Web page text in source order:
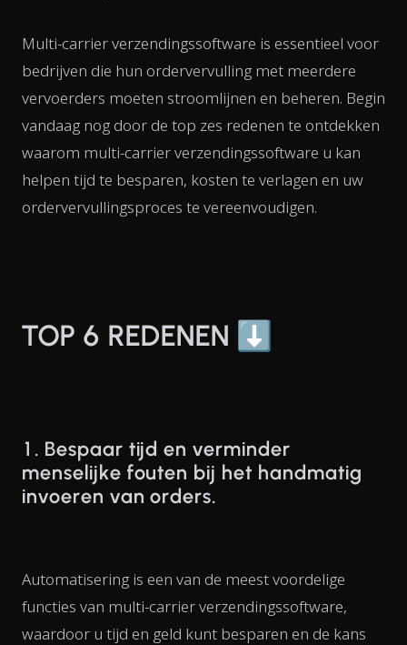
Multi-carrier verzendingssoftware is essentieel voor
bedrijven die hun ordervervulling met meerdere
vervoerders moeten stroomlijnen en beheren. Begin
vandaag nog door de top zes redenen te ontdekken
waarom multi-carrier verzendingssoftware u kan
helpen tijd te besparen, kosten te verlagen en uw
ordervervullingsproces te vereenvoudigen.
TOP 6 REDENEN ⬇️
1. Bespaar tijd en verminder
menselijke fouten bij het handmatig
invoeren van orders.
Automatisering is een van de meest voordelige
functies van multi-carrier verzendingssoftware,
waardoor u tijd en geld kunt besparen en de kans